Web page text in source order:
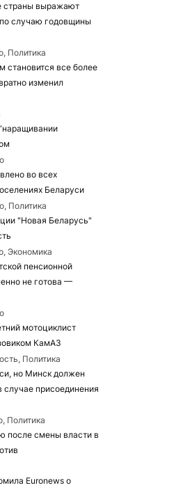
страны выражают
случаю годовщины
Политика
становится все более
изменил
во всех
Беларуси
Политика
"Новая Беларусь"
Экономика
пенсионной
не готова —
мотоциклист
КамАЗ
Политика
но Минск должен
случае присоединения
Политика
после смены власти в
Euronews о